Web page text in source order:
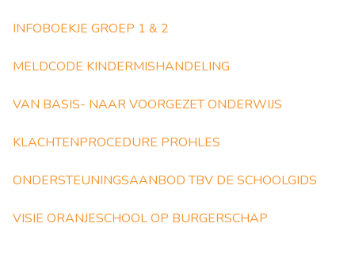
INFOBOEKJE GROEP 1 & 2
MELDCODE KINDERMISHANDELING
VAN BASIS- NAAR VOORGEZET ONDERWIJS
KLACHTENPROCEDURE PROHLES
ONDERSTEUNINGSAANBOD TBV DE SCHOOLGIDS
VISIE ORANJESCHOOL OP BURGERSCHAP